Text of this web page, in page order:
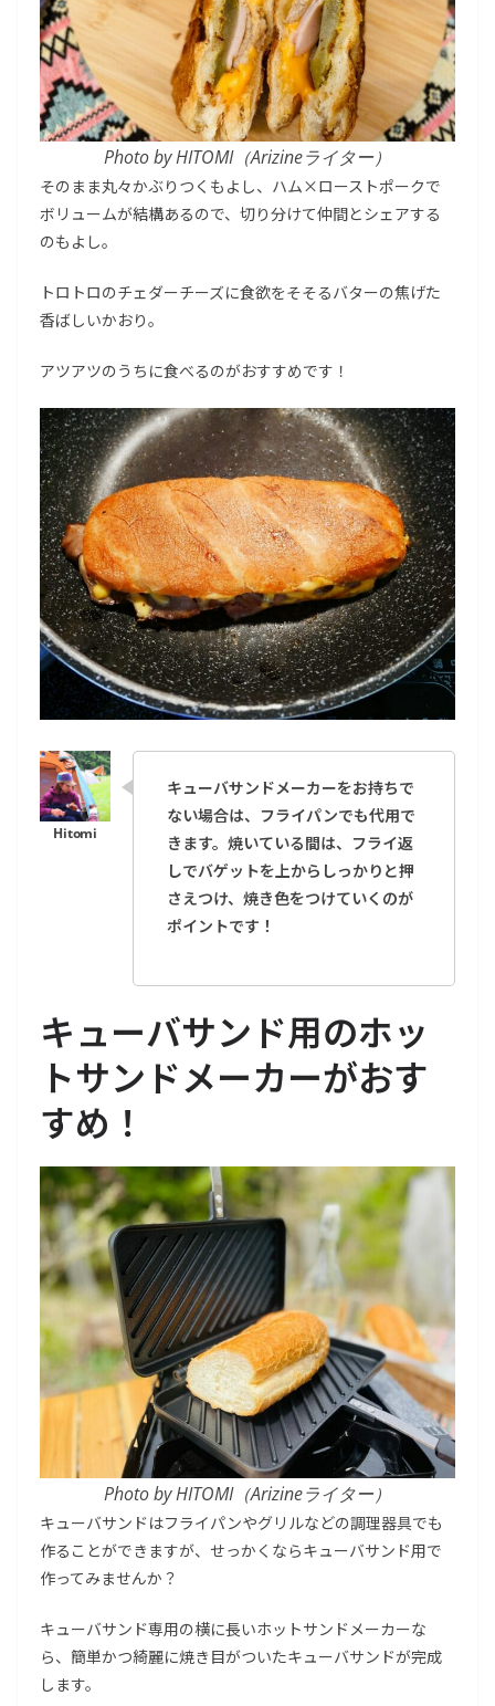
Photo by HITOMI（Arizineライター）
そのまま丸々かぶりつくもよし、ハム×ローストポークで
ボリュームが結構あるので、切り分けて仲間とシェアする
のもよし。
トロトロのチェダーチーズに食欲をそそるバターの焦げた
香ばしいかおり。
アツアツのうちに食べるのがおすすめです！
キューバサンドメーカーをお持ちで
ない場合は、フライパンでも代用で
きます。焼いている間は、フライ返
しでバゲットを上からしっかりと押
さえつけ、焼き色をつけていくのが
ポイントです！
キューバサンド用のホッ
トサンドメーカーがおす
すめ！
Photo by HITOMI（Arizineライター）
キューバサンドはフライパンやグリルなどの調理器具でも
作ることができますが、せっかくならキューバサンド用で
作ってみませんか？
キューバサンド専用の横に長いホットサンドメーカーな
ら、簡単かつ綺麗に焼き目がついたキューバサンドが完成
します。